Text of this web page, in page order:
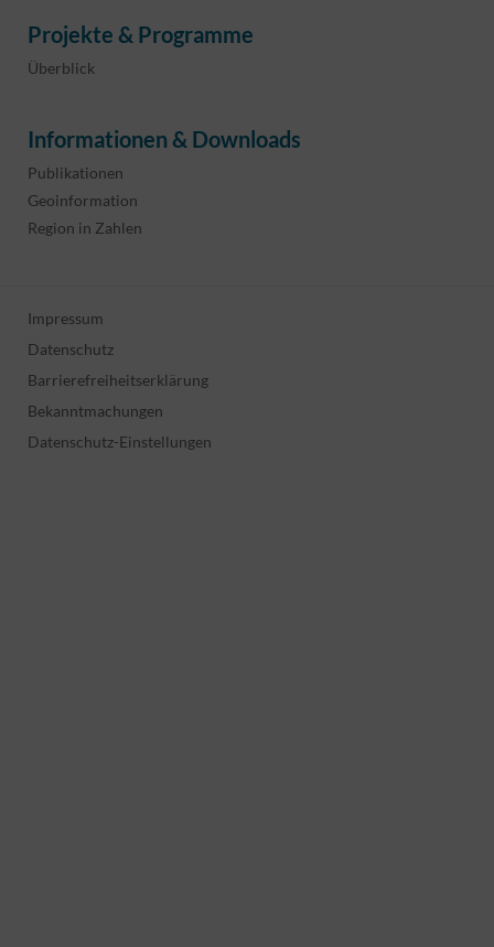
Projekte & Programme
Überblick
Informationen & Downloads
Publikationen
Geoinformation
Region in Zahlen
Impressum
Datenschutz
Barrierefreiheitserklärung
Bekanntmachungen
Datenschutz-Einstellungen